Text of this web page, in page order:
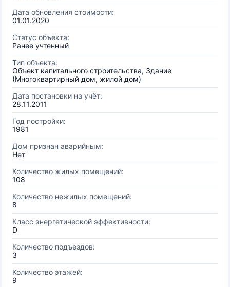
Дата обновления стоимости:
01.01.2020
Статус объекта:
Ранее учтенный
Тип объекта:
Объект капитального строительства, Здание
(Многоквартирный дом, жилой дом)
Дата постановки на учёт:
28.11.2011
Год постройки:
1981
Дом признан аварийным:
Нет
Количество жилых помещений:
108
Количество нежилых помещений:
8
Класс энергетической эффективности:
D
Количество подъездов:
3
Количество этажей:
9